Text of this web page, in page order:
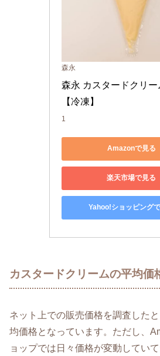
森永
森永 カスタードクリー
【冷凍】
1
Amazonで見る
楽天市場で見る
Yahoo!ショッピング
カスタードクリームの平均価
ネット上での販売価格を調査した
均価格となっています。ただし、
ョップでは日々価格が変動してい